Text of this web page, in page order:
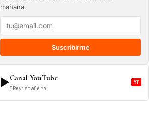
mañana.
Suscribirme
▶Canal YouTube
@RevistaCero
YT